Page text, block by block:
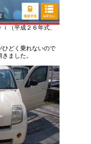
（平成２６年式、
ひどく乗れないので
ました。